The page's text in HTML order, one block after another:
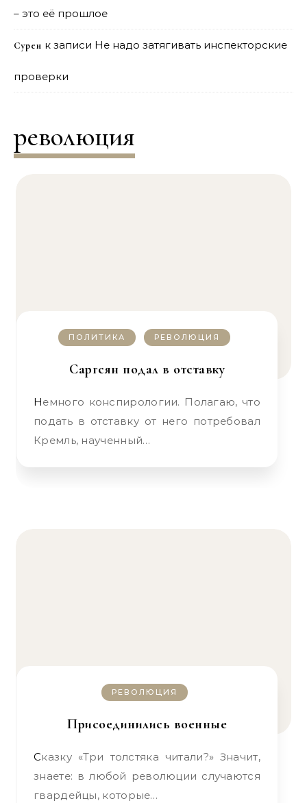
– это её прошлое
Сурен к записи Не надо затягивать инспекторские
проверки
революция
ПОЛИТИКА РЕВОЛЮЦИЯ
Саргсян подал в отставку
Немного конспирологии. Полагаю, что
подать в отставку от него потребовал
Кремль, наученный…
РЕВОЛЮЦИЯ
Присоединились военные
Сказку «Три толстяка читали?» Значит,
знаете: в любой революции случаются
гвардейцы, которые…